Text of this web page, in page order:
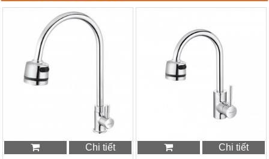
Chi tiết Chi tiết